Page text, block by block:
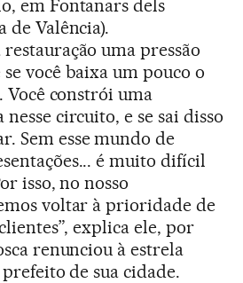
em Fontanars dels
Valência).
uma pressão
você baixa um pouco o
constrói uma
circuito, e se sai disso
Sem esse mundo de
é muito difícil
isso, no nosso
voltar à prioridade de
explica ele, por
renunciou à estrela
de sua cidade.